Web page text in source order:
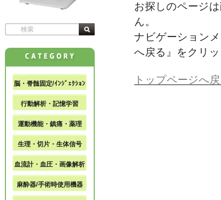
お探しのページ
ん。
ナビゲーション
へ戻る』をクリ
トップページへ
脳・脊髄固定/ｲﾝｼﾞｪｸｼｮﾝ
行動解析・記憶学習
運動機能・鎮痛・薬理
生理・切片・生体信号
血流計・血圧・画像解析
麻酔器/手術時使用機器